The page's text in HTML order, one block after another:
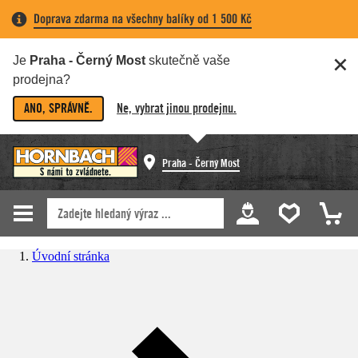
Doprava zdarma na všechny balíky od 1 500 Kč
Je Praha - Černý Most skutečně vaše
prodejna?
ANO, SPRÁVNĚ. Ne, vybrat jinou prodejnu.
Praha - Černý Most
Úvodní stránka